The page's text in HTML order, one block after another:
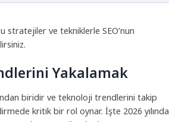
stratejiler ve tekniklerle SEO’nun
Yakalamak
biridir ve teknoloji trendlerini takip
kritik bir rol oynar. İşte 2026 yılında